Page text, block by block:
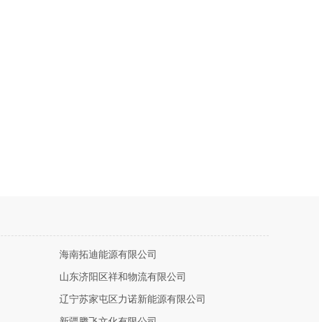
海南拓迪能源有限公司
山东济阳区祥和物流有限公司
辽宁苏家屯区力诺新能源有限公司